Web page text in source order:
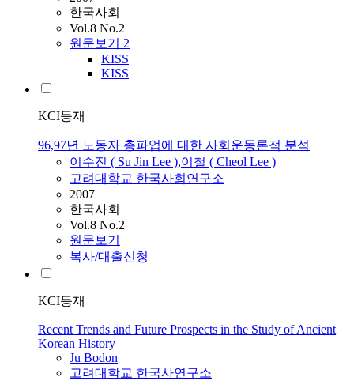
한국사회
Vol.8 No.2
원문보기 2
KISS
KISS
KCI등재
96,97년 노동자 총파업에 대한 사회운동론적 분석
이수진 ( Su Jin Lee ),이철 ( Cheol Lee )
고려대학교 한국사회연구소
2007
한국사회
Vol.8 No.2
원문보기
복사/대출신청
KCI등재
Recent Trends and Future Prospects in the Study of Ancient
Korean History
Ju Bodon
고려대학교 한국사연구소